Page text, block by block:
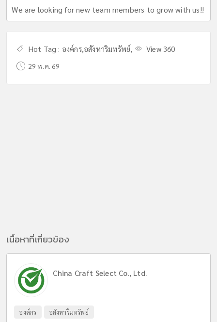
We are looking for new team members to grow with us!!
Hot Tag : องค์กร,อสังหาริมทรัพย์, View 360
29 พ.ค. 69
เนื้อหาที่เกี่ยวข้อง
China Craft Select Co., Ltd.
องค์กร อสังหาริมทรัพย์